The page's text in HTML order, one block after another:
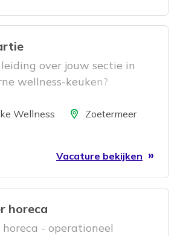
over jouw sectie in
wellness-keuken?
Wellness LocatieZoetermeer
Vacature bekijken
horeca
- operationeel